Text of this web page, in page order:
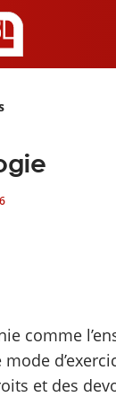
comme
et des